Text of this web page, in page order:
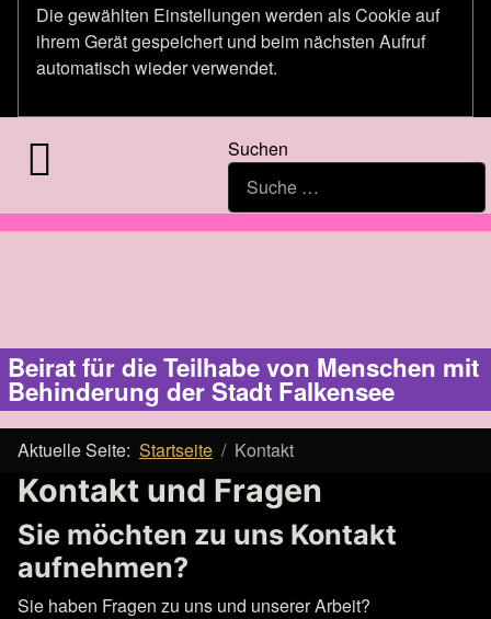
Die gewählten Einstellungen werden als Cookie auf
ihrem Gerät gespeichert und beim nächsten Aufruf
automatisch wieder verwendet.
Suchen
Beirat für die Teilhabe von Menschen mit
Behinderung der Stadt Falkensee
Aktuelle Seite: Startseite Kontakt
Kontakt und Fragen
Sie möchten zu uns Kontakt
aufnehmen?
Sie haben Fragen zu uns und unserer Arbeit?